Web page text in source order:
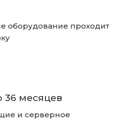
оборудование проходит
36 месяцев
и серверное